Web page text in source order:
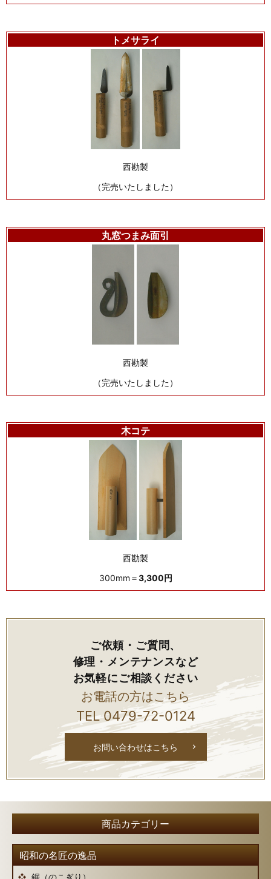
トメサライ
西勘製
（完売いたしました）
丸窓つまみ面引
西勘製
（完売いたしました）
木コテ
西勘製
300mm＝3,300円
ご依頼・ご質問、
修理・メンテナンスなど
お気軽にご相談ください
お電話の方はこちら
TEL0479-72-0124
お問い合わせはこちら
昭和の名匠の逸品